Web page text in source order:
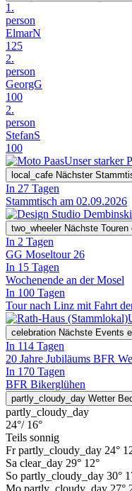
1.
person
ElmarN
125
2.
person
GeorgG
100
2.
person
StefanS
100
Unser starker
local_cafe Nächster
In 27 Tagen
Stammtisch am 02.09.2026
two_wheeler Nächste Touren
In 2 Tagen
GG Moseltour 26
In 15 Tagen
Wochenende an der Mosel
In 100 Tagen
Tour nach Linz mit Fahrt
celebration Nächste Events
In 114 Tagen
20 Jahre Jubiläums BFR
In 170 Tagen
BFR Bikerglühen
partly_cloudy_day Wetter
partly_cloudy_day
24°/ 16°
Teils sonnig
Fr partly_cloudy_day 24°
Sa clear_day 29° 12°
So partly_cloudy_day 30°
Mo partly_cloudy_day 27°